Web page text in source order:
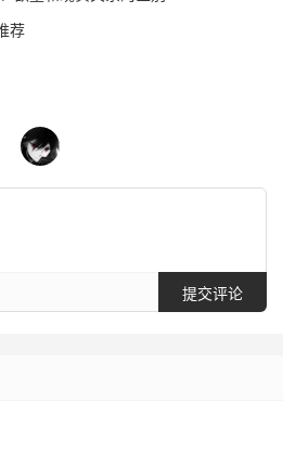
荐
提交评论